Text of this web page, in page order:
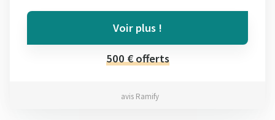
Voir plus !
500 € offerts
avis Ramify